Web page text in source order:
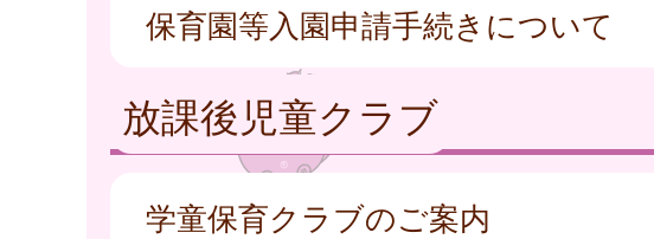
保育園等入園申請手続きについて
放課後児童クラブ
学童保育クラブのご案内